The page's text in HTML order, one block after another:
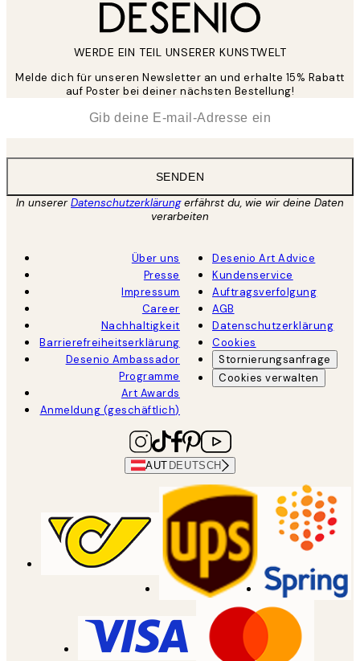
WERDE EIN TEIL UNSERER KUNSTWELT
Melde dich für unseren Newsletter an und erhalte 15% Rabatt
auf Poster bei deiner nächsten Bestellung!
SENDEN
In unsererDatenschutzerklärungerfährst du, wie wir deine Daten
verarbeiten
Über uns
Presse
Impressum
Career
Nachhaltigkeit
Barrierefreiheitserklärung
Desenio Ambassador
Programme
Art Awards
Anmeldung (geschäftlich)
Desenio Art Advice
Kundenservice
Auftragsverfolgung
AGB
Datenschutzerklärung
Cookies
Stornierungsanfrage
Cookies verwalten
AUT DEUTSCH